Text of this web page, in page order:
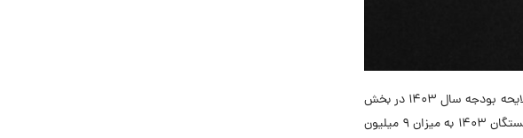
در نشست علنی نوبت صبح مجلس در روز شنبه هفتم بهمن ۱۴۰۲، در جریان رسیدگی به گزارش کمیسیون تلفیق لایحه بودجه سال ۱۴۰۳ در بخش
هزینه‌ای تصویب شد که حداقل حکم حقوق وظیفه‌بگیران مشمول صندوق بازنشستگی کشوری و مبلغ حقوق بازنشستگان 1403 به میزان 9 میلیون